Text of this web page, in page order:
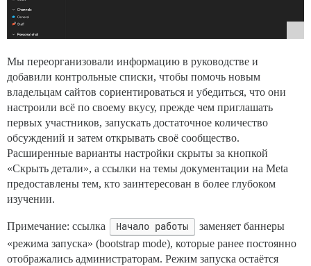
Мы переорганизовали информацию в руководстве и
добавили контрольные списки, чтобы помочь новым
владельцам сайтов сориентироваться и убедиться, что они
настроили всё по своему вкусу, прежде чем приглашать
первых участников, запускать достаточное количество
обсуждений и затем открывать своё сообщество.
Расширенные варианты настройки скрыты за кнопкой
«Скрыть детали», а ссылки на темы документации на Meta
предоставлены тем, кто заинтересован в более глубоком
изучении.
Примечание: ссылка Начало работы
заменяет баннеры
«режима запуска» (bootstrap mode), которые ранее постоянно
отображались администраторам. Режим запуска остаётся